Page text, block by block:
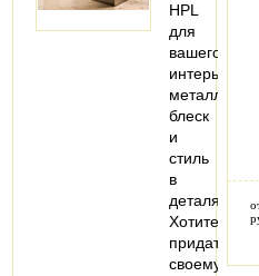
HPL
для
вашего
интерьера:
блеск
и
стиль
в
деталях.
Хотите
придать
своему